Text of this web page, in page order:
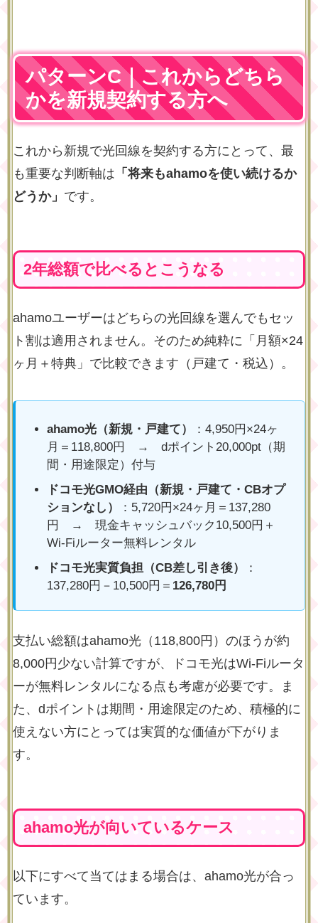
パターンC｜これからどちら
かを新規契約する方へ
これから新規で光回線を契約する方にとって、最
も重要な判断軸は 「将来もahamoを使い続けるか
どうか」 です。
2年総額で比べるとこうなる
ahamoユーザーはどちらの光回線を選んでもセッ
ト割は適用されません。そのため純粋に「月額×24
ヶ月＋特典」で比較できます（戸建て・税込）。
ahamo光（新規・戸建て）
：4,950円×24ヶ
月＝118,800円 → dポイント20,000pt（期
間・用途限定）付与
ドコモ光GMO経由（新規・戸建て・CBオプ
ションなし）
：5,720円×24ヶ月＝137,280
円 → 現金キャッシュバック10,500円＋
Wi-Fiルーター無料レンタル
ドコモ光実質負担（CB差し引き後）
：
137,280円－10,500円＝ 126,780円
支払い総額はahamo光（118,800円）のほうが約
8,000円少ない計算ですが、ドコモ光はWi-Fiルータ
ーが無料レンタルになる点も考慮が必要です。ま
た、dポイントは期間・用途限定のため、積極的に
使えない方にとっては実質的な価値が下がりま
す。
ahamo光が向いているケース
以下にすべて当てはまる場合は、ahamo光が合っ
ています。